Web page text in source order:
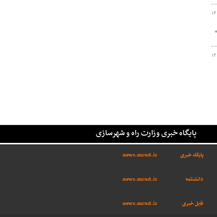
حاشیه
پایگاه خبری وزارت راه و شهرسازی
پایگاه خبری news.mrud.ir
دانشنامه
news.mrud.ir
فایل خبری news.mrud.ir